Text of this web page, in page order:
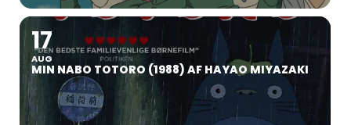
17
AUG
MIN NABO TOTORO (1988) AF HAYAO MIYAZAKI